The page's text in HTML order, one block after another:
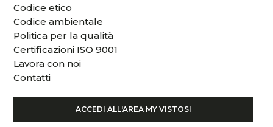
Codice etico
Codice ambientale
Politica per la qualità
Certificazioni ISO 9001
Lavora con noi
Contatti
ACCEDI ALL'AREA MY VISTOSI